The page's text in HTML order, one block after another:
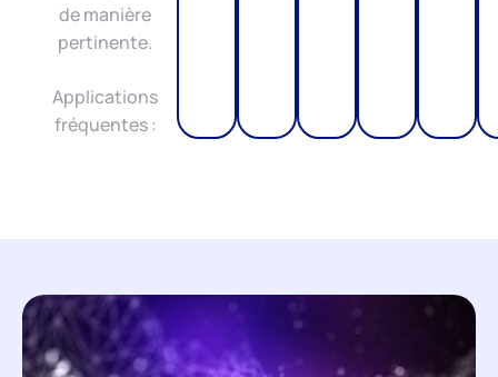
de manière
pertinente.
Applications
fréquentes :